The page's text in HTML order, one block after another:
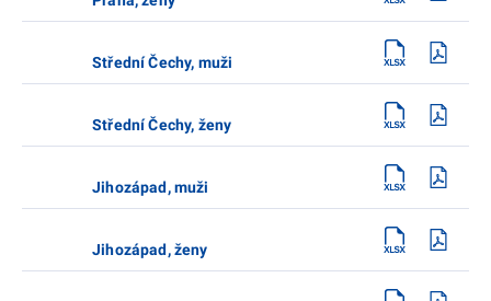
Střední Čechy, muži
Střední Čechy, ženy
Jihozápad, muži
Jihozápad, ženy